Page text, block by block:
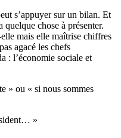
s’appuyer sur un bilan. Et
chose à présenter.
mais elle maîtrise chiffres
agacé les chefs
: l’économie sociale et
» ou « si nous sommes
»